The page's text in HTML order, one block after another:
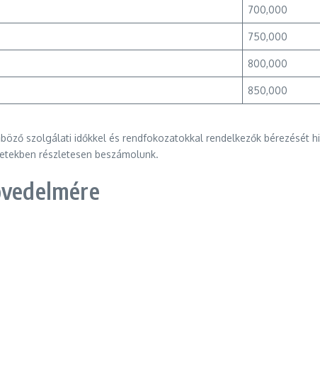
700,000
750,000
800,000
850,000
szolgálati időkkel és rendfokozatokkal rendelkezők bérezését
részletesen beszámolunk.